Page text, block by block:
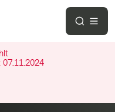
07.11.2024